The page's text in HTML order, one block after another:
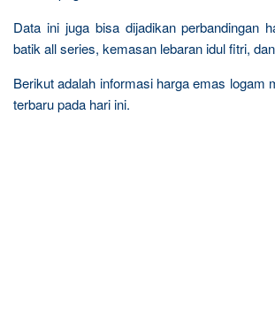
Data ini juga bisa dijadikan perbandingan
batik all series, kemasan lebaran idul fitri,
Berikut adalah informasi harga emas logam
terbaru pada hari ini.